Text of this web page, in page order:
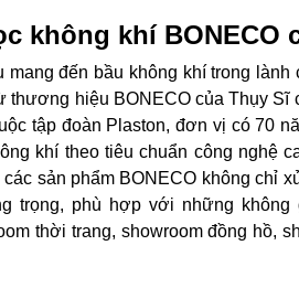
không khí BONECO
đến bầu không khí trong
thương hiệu BONECO của Thụy
tập đoàn Plaston, đơn vị có 70
khí theo tiêu chuẩn công nghệ
sản phẩm BONECO không chỉ
trọng, phù hợp với những
thời trang, showroom đồng hồ,